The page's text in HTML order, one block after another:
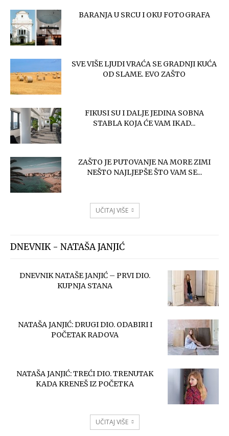
BARANJA U SRCU I OKU FOTOGRAFA
SVE VIŠE LJUDI VRAĆA SE GRADNJI KUĆA
OD SLAME. EVO ZAŠTO
FIKUSI SU I DALJE JEDINA SOBNA
STABLA KOJA ĆE VAM IKAD...
ZAŠTO JE PUTOVANJE NA MORE ZIMI
NEŠTO NAJLJEPŠE ŠTO VAM SE...
UČITAJ VIŠE
DNEVNIK - NATAŠA JANJIĆ
DNEVNIK NATAŠE JANJIĆ – PRVI DIO.
KUPNJA STANA
NATAŠA JANJIĆ: DRUGI DIO. ODABIRI I
POČETAK RADOVA
NATAŠA JANJIĆ: TREĆI DIO. TRENUTAK
KADA KRENEŠ IZ POČETKA
UČITAJ VIŠE